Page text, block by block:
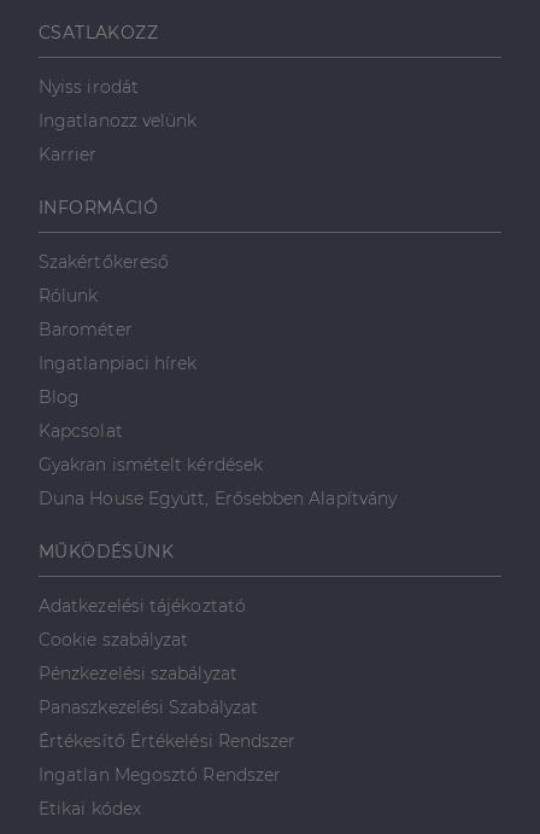
CSATLAKOZZ
Nyiss irodát
Ingatlanozz velünk
Karrier
INFORMÁCIÓ
Szakértőkereső
Rólunk
Barométer
Ingatlanpiaci hírek
Blog
Kapcsolat
Gyakran ismételt kérdések
Duna House Együtt, Erősebben Alapítvány
MŰKÖDÉSÜNK
Adatkezelési tájékoztató
Cookie szabályzat
Pénzkezelési szabályzat
Panaszkezelési Szabályzat
Értékesítő Értékelési Rendszer
Ingatlan Megosztó Rendszer
Etikai kódex